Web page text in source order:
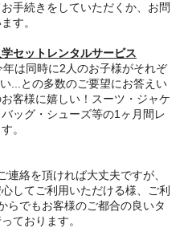
手続きをしていただくか、お問
す。
セットレンタルサービス
は同時に2人のお子様がそれぞ
...との多数のご要望にお答えい
客様に嬉しい！スーツ・ジャケ
ッグ・シューズ等の1ヶ月間レ
。
絡を頂ければ大丈夫ですが、
してご利用いただける様、ご利
らでもお客様のご都合の良いタ
ております。